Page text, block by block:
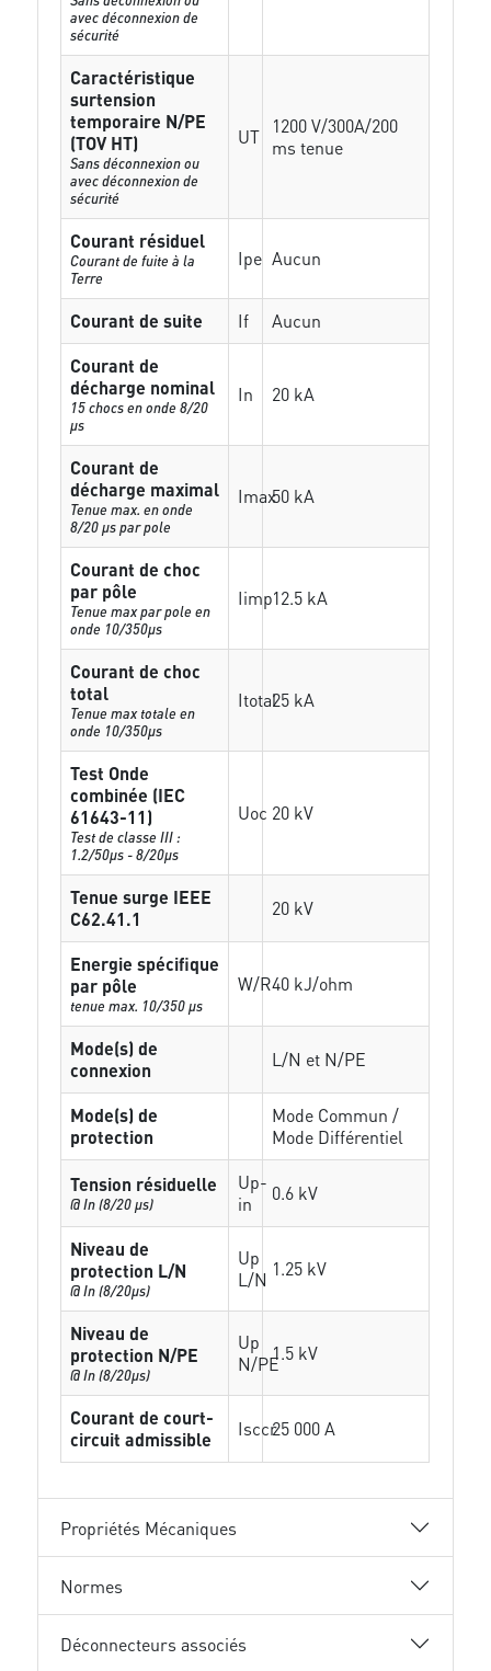
avec déconnexion de
sécurité
Caractéristique
surtension
temporaire N/PE
(TOV HT)
Sans déconnexion ou
avec déconnexion de
sécurité
UT
1200 V/300A/200
ms tenue
Courant résiduel
Courant de fuite à la
Terre
Ipe Aucun
Courant de suite If
Aucun
Courant de
décharge nominal
15 chocs en onde 8/20
µs
In 20 kA
Courant de
décharge maximal
Tenue max. en onde
8/20 µs par pole
Imax50 kA
Courant de choc
par pôle
Tenue max par pole en
onde 10/350µs
Iimp12.5 kA
Courant de choc
total
Tenue max totale en
onde 10/350µs
Itotal25 kA
Test Onde
combinée (IEC
61643-11)
Test de classe III :
1.2/50µs - 8/20µs
Uoc 20 kV
Tenue surge IEEE
C62.41.1
20 kV
Energie spécifique
par pôle
tenue max. 10/350 µs
W/R40 kJ/ohm
Mode(s) de
connexion
L/N et N/PE
Mode(s) de
protection
Mode Commun /
Mode Différentiel
Tension résiduelle
@ In (8/20 µs)
Up-
in
0.6 kV
Niveau de
protection L/N
@ In (8/20µs)
Up
L/N 1.25 kV
Niveau de
protection N/PE
@ In (8/20µs)
Up
N/PE1.5 kV
Courant de court-
circuit admissible
Isccr25 000 A
Propriétés Mécaniques
Normes
Déconnecteurs associés